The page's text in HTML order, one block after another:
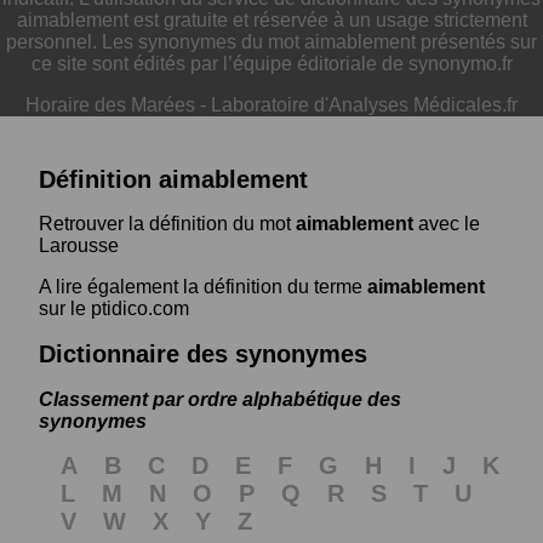
aimablement est gratuite et réservée à un usage strictement
personnel. Les synonymes du mot aimablement présentés sur
ce site sont édités par l’équipe éditoriale de synonymo.fr
Horaire des Marées - Laboratoire d'Analyses Médicales.fr
Définition aimablement
Retrouver la définition du motaimablement avec le
Larousse
A lire également la définition du terme aimablement
sur le ptidico.com
Dictionnaire des synonymes
Classement par ordre alphabétique des
synonymes
A B C D E F G H I J
K
L
M N O P Q R S T
U
V
W X Y Z